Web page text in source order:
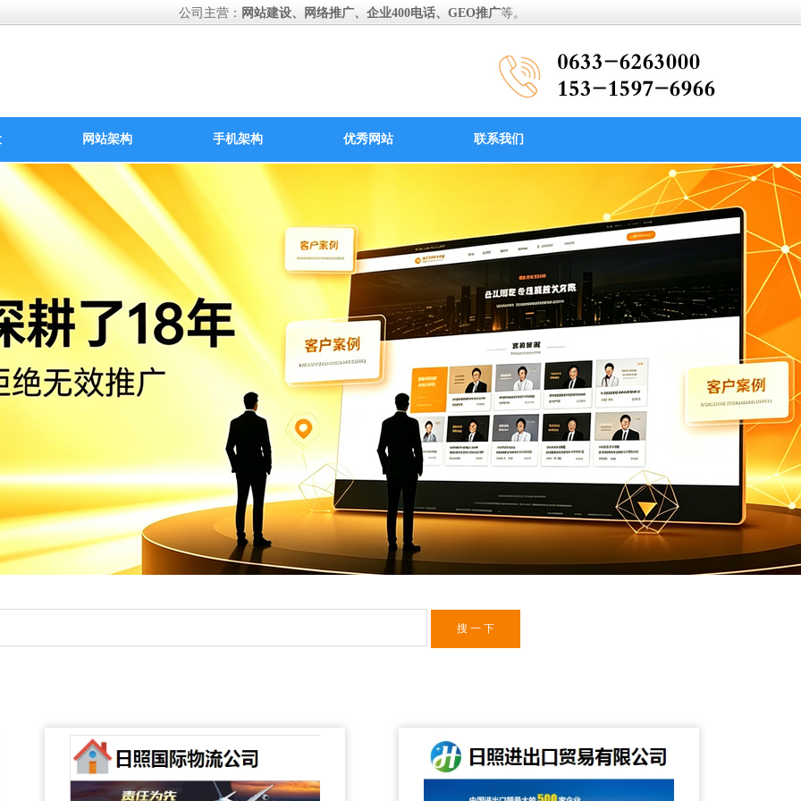
公司主营： 网站建设、网络推广、企业400电话、GEO推广等。
网站架构 手机架构 优秀网站 联系我们